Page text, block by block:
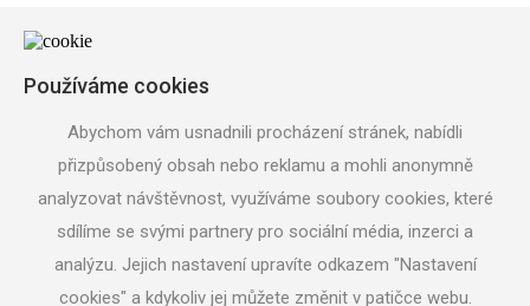
Obchodní podmínky
Povinné informace UKZÚZ
Užitečné informace
Pěstování a péče o stromky
Prodej ovocných stromků
Podpora projektu
Používáme cookies
Abychom vám usnadnili procházení stránek, nabídli
přizpůsobený obsah nebo reklamu a mohli anonymně
analyzovat návštěvnost, využíváme soubory cookies, které
sdílíme se svými partnery pro sociální média, inzerci a
analýzu. Jejich nastavení upravíte odkazem "Nastavení
cookies" a kdykoliv jej můžete změnit v patičce webu.